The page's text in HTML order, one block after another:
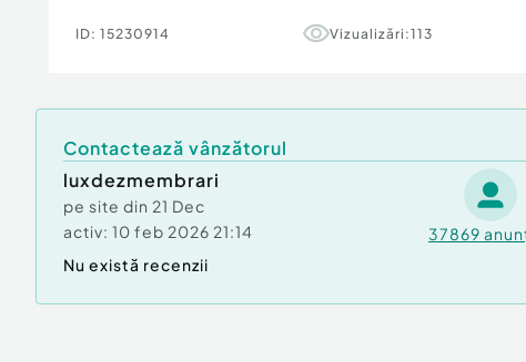
ID: 15230914 Vizualizări:113
Contactează vânzătorul
luxdezmembrari
pe site din 21 Dec
activ: 10 feb 2026 21:14 37869
Nu există recenzii